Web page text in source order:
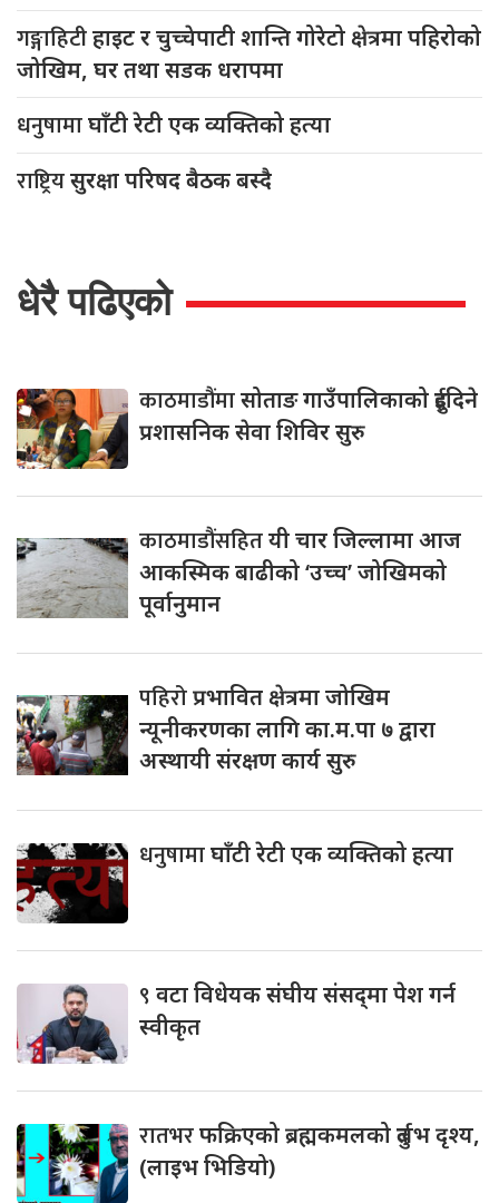
गङ्गाहिटीहाइट र चुच्चेपाटी शान्ति गोरेटो क्षेत्रमा पहिरोको
जोखिम, घर तथा सडक धरापमा
धनुषामाघाँटी रेटी एक व्यक्तिको हत्या
राष्ट्रियसुरक्षा परिषद बैठक बस्दै
धेरै पढिएको
काठमाडौंमासोताङ गाउँपालिकाको दुईदिने
प्रशासनिक सेवा शिविर सुरु
काठमाडौंसहितयी चार जिल्लामा आज
आकस्मिक बाढीको ‘उच्च’ जोखिमको
पूर्वानुमान
पहिरोप्रभावित क्षेत्रमा जोखिम
न्यूनीकरणका लागि का.म.पा ७ द्वारा
अस्थायी संरक्षण कार्य सुरु
धनुषामाघाँटी रेटी एक व्यक्तिको हत्या
९ वटा विधेयक संघीय संसद्‌मा पेश गर्न
स्वीकृत
रातभरफक्रिएको ब्रह्मकमलको दुर्लभ दृश्य,
(लाइभ भिडियो)